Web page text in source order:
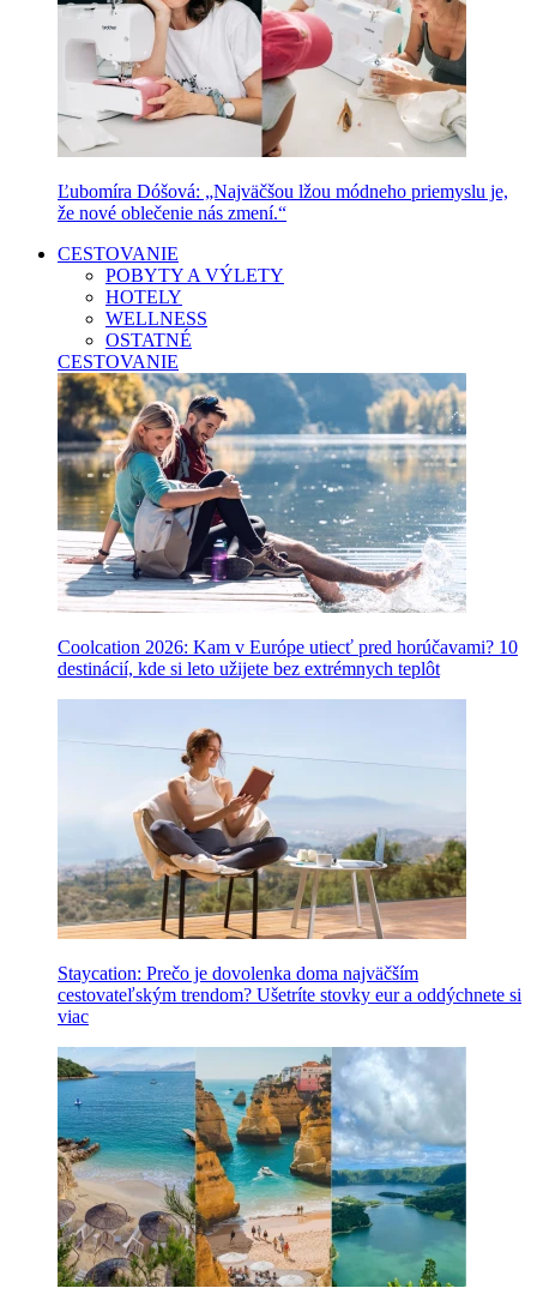
Ľubomíra Dóšová: „Najväčšou lžou módneho priemyslu je,
že nové oblečenie nás zmení.“
CESTOVANIE
POBYTY A VÝLETY
HOTELY
WELLNESS
OSTATNÉ
CESTOVANIE
Coolcation 2026: Kam v Európe utiecť pred horúčavami? 10
destinácií, kde si leto užijete bez extrémnych teplôt
Staycation: Prečo je dovolenka doma najväčším
cestovateľským trendom? Ušetríte stovky eur a oddýchnete si
viac